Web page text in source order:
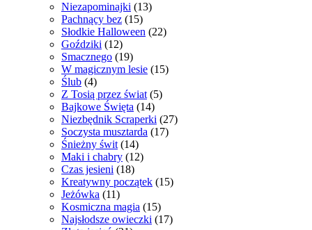
Niezapominajki (13)
Pachnący bez (15)
Słodkie Halloween (22)
Goździki (12)
Smacznego (19)
W magicznym lesie (15)
Ślub (4)
Z Tosią przez świat (5)
Bajkowe Święta (14)
Niezbędnik Scraperki (27)
Soczysta musztarda (17)
Śnieżny świt (14)
Maki i chabry (12)
Czas jesieni (18)
Kreatywny początek (15)
Jeżówka (11)
Kosmiczna magia (15)
Najsłodsze owieczki (17)